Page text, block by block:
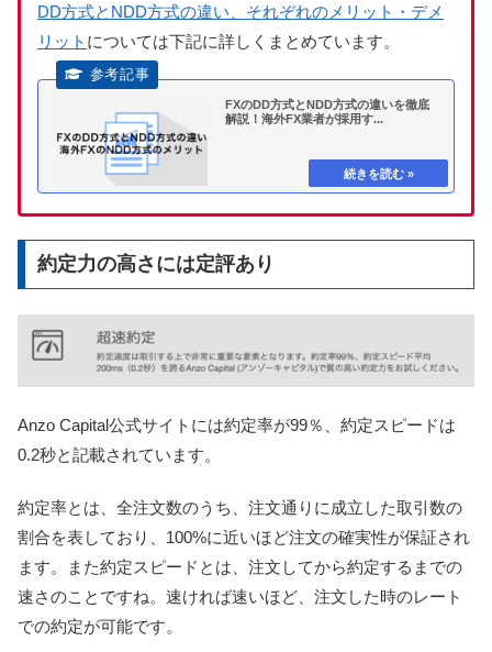
DD方式とNDD方式の違い、それぞれのメリット・デメ
リット については下記に詳しくまとめています。
FXのDD方式とNDD方式の違いを徹底
解説！海外FX業者が採用す...
約定力の高さには定評あり
Anzo Capital公式サイトには約定率が99％、約定スピードは
0.2秒と記載されています。
約定率とは、全注文数のうち、注文通りに成立した取引数の
割合を表しており、100%に近いほど注文の確実性が保証され
ます。また約定スピードとは、注文してから約定するまでの
速さのことですね。 速ければ速いほど、注文した時のレート
での約定が可能です。